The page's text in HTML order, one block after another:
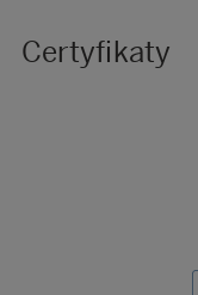
Certyfikaty